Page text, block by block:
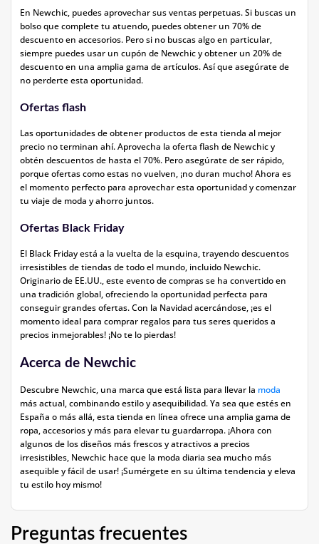
En Newchic, puedes aprovechar sus ventas perpetuas. Si buscas un
bolso que complete tu atuendo, puedes obtener un 70% de
descuento en accesorios. Pero si no buscas algo en particular,
siempre puedes usar un cupón de Newchic y obtener un 20% de
descuento en una amplia gama de artículos. Así que asegúrate de
no perderte esta oportunidad.
Ofertas flash
Las oportunidades de obtener productos de esta tienda al mejor
precio no terminan ahí. Aprovecha la oferta flash de Newchic y
obtén descuentos de hasta el 70%. Pero asegúrate de ser rápido,
porque ofertas como estas no vuelven, ¡no duran mucho! Ahora es
el momento perfecto para aprovechar esta oportunidad y comenzar
tu viaje de moda y ahorro juntos.
Ofertas Black Friday
El Black Friday está a la vuelta de la esquina, trayendo descuentos
irresistibles de tiendas de todo el mundo, incluido Newchic.
Originario de EE.UU., este evento de compras se ha convertido en
una tradición global, ofreciendo la oportunidad perfecta para
conseguir grandes ofertas. Con la Navidad acercándose, ¡es el
momento ideal para comprar regalos para tus seres queridos a
precios inmejorables! ¡No te lo pierdas!
Acerca de Newchic
Descubre Newchic, una marca que está lista para llevar la moda
más actual, combinando estilo y asequibilidad. Ya sea que estés en
España o más allá, esta tienda en línea ofrece una amplia gama de
ropa, accesorios y más para elevar tu guardarropa. ¡Ahora con
algunos de los diseños más frescos y atractivos a precios
irresistibles, Newchic hace que la moda diaria sea mucho más
asequible y fácil de usar! ¡Sumérgete en su última tendencia y eleva
tu estilo hoy mismo!
Preguntas frecuentes